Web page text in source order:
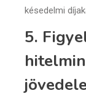
késedelmi
5.